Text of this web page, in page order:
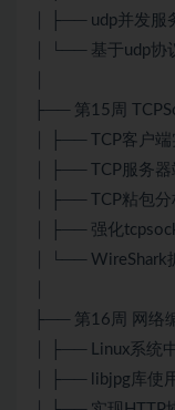
│ ├── udp并发服
│ └── 基于udp协
├── 第15周
│ ├── TCP客户端
│ ├── TCP服务器
│ ├── TCP粘包分
│ ├── 强化
│ └── WireShark
├── 第16周 网络
│ ├── Linux系统
│ ├── libjpg库使